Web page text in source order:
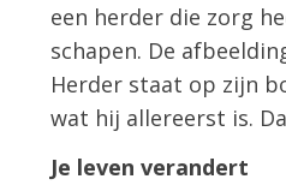
een herder die zorg
schapen. De
Herder staat op zijn
wat hij allereerst is.
Je leven verandert